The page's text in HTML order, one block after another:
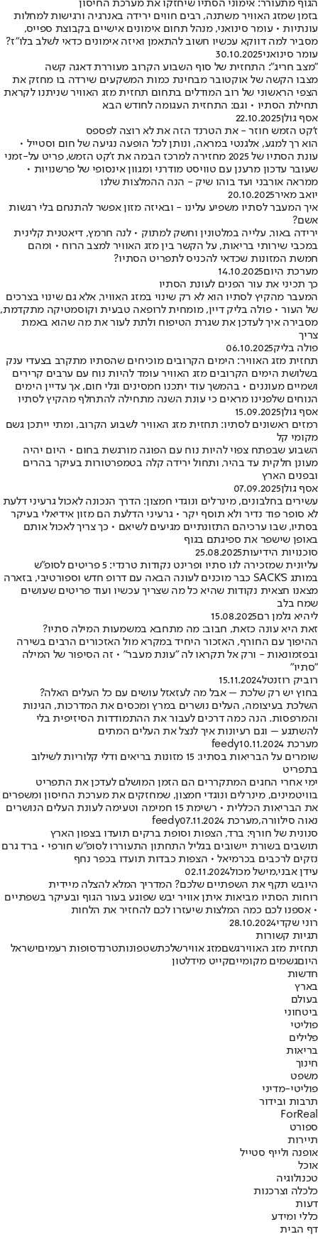
הגוף מתעורר: אימוני הסתיו שיחזקו את מערכת החיסון
בזמן שמזג האוויר משתנה, רבים חווים ירידה באנרגיה ורגישות למחלות
עונתיות • עומר סינואני, מנהל תחום אימונים אישיים בקבוצת ספייס,
מסביר למה דווקא עכשיו חשוב להתאמן ואיזה אימונים כדאי לשלב בלו"ז?
עומר סינואני30.10.2025
"מצב חריג": התחזית של סוף השבוע הקרוב מעוררת דאגה קשה
מצבו הקשה של אוקטובר מבחינת כמות המשקעים שירדה בו מחזק את
הצפי הראשוני של רוב המודלים בתחום תחזית מזג האוויר שניתנו לקראת
תחילת הסתיו • וגם: התחזית העגומה לחודש הבא
אסף גולן22.10.2025
ז'קט הזמש חוזר - את הטרנד הזה את לא רוצה לפספס
הוא רך למגע, אלגנטי במראה, ונותן לכל הופעה נגיעה של חום וסטייל •
עונת הסתיו של 2025 מחזירה למרכז הבמה את ז'קט הזמש, פריט על-זמני
שעובר עדכון מרענן עם טוויסט מודרני ומגוון אינסופי של פרשנויות •
ממראה אורבני ועד בוהו שיק - הנה ההמלצות שלנו
יואב מאיר20.10.2025
איך המעבר לסתיו משפיע עלינו - ובאיזה מזון אפשר להתנחם בלי רגשות
אשם?
ירידה באור, עלייה במלטונין וחשק למתוק • לנה חרמץ, דיאטנית קלינית
במכבי שירותי בריאות, על הקשר בין מזג האוויר למצב הרוח • ומהם
חמשת המזונות שכדאי להכניס לתפריט הסתיו?
מערכת היום14.10.2025
כך תכיני את עור הפנים לעונת הסתיו
המעבר מהקיץ לסתיו הוא לא רק שינוי במזג האוויר, אלא גם שינוי בצרכים
של העור • פולה בליק דיין, מומחית לרופאה טבעית וקוסמטיקה מתקדמת,
מסבירה איך לעדכן את שגרת הטיפוח ולתת לעור את מה שהוא באמת
צריך
פולה בליק06.10.2025
תחזית מזג האוויר: הימים הקרובים מוכיחים שהסתיו מתקרב בצעדי ענק
בשלושת הימים הקרובים מזג האוויר עומד להיות נוח עם ערבים קרירים
ושמיים מעוננים • בהמשך עוד יתכנו חמסינים וגלי חום, אך עדיין הימים
הנוחים שלפנינו מראים כי עונת השנה מתחילה להתחלף מהקיץ לסתיו
אסף גולן15.09.2025
רמזים ראשונים לסתיו: תחזית מזג האוויר לשבוע הקרוב, ומתי ייתכן גשם
מקומי קל
השבוע שבפתח צפוי להיות נוח עם הפוגה מורגשת בחום • היום יהיה
מעונן חלקית עד בהיר, ותחול ירידה קלה בטמפרטורות בעיקר בהרים
ובפנים הארץ
אסף גולן07.09.2025
עשירים בחלבונים, מינרלים ונוגדי חמצון: הדרך הנכונה לאכול גרעיני דלעת
לא סופר פוד נדיר ולא תוסף יקר • גרעיני הדלעת הם מזון אידיאלי בעיקר
בסתיו, שבו ערכיהם התזונתיים מגיעים לשיאם • כך צריך לאכול אותם
באופן שישפר את ספיגתם בגוף
סוכנויות הידיעות25.08.2025
עליונית שמזכירה לנו סתיו ופרינט נקודות טרנדי: 5 פריטים לסופ"ש
במותג SACK’S כבר מוכנים לעונה הבאה עם דרופ חדש וספורטיבי, בזארה
מצאנו חצאית נקודות שהיא כל מה שצריך עכשיו ועוד פריטים שעושים
שמח בלב
ליהיא גלמן רם15.08.2025
זאת היא עונה כזאת, חבוב: מה מתחבא במשמעות המילה סתיו?
ההיפוך עם החורף, האזכור היחיד במקרא מול האזכורים הרבים בשירה
ובפזמונאות - ורק אל תקראו לה "עונת מעבר" • זה הסיפור של המילה
"סתיו"
רוביק רוזנטל15.11.2024
בחוץ יש רק שלכת – אבל מה לעזאזל עושים עם כל העלים האלה?
השלכת בעיצומה, העלים נושרים במרץ ומכסים את המדרכות, הגינות
והמרפסות. הנה כמה דרכים לעבור את ההתמודדות הסיזיפית בלי
להשתגע – וגם רעיונות איך לנצל את העלים המתים
מערכת feedy10.11.2024
שומרים על הבריאות בסתיו: 15 מזונות בריאים ודלי קלוריות לשילוב
בתפריט
ימי אחרי החגים המתקררים הם הזמן המושלם לעדכן את התפריט
בוויטמינים, מינרלים ונוגדי חמצון, שמחזקים את מערכת החיסון ומשפרים
את הבריאות הכללית • רשימת 15 חמימה וטעימה לעונת העלים הנושרים
נאוה סילוורה,מערכת feedy 07.11.2024
סנונית של חורף: ברד, הצפות וסופת ברקים תועדו בצפון הארץ
תושבים בשורת יישובים בגליל התחתון התעוררו לסופ"ש חורפי • ברד גרם
נזקים לרכבים בכרמיאל • הצפות כבדות תועדו בכפר נחף
עידן אבני,מישל מכול02.11.2024
היובש תקף את השפתיים שלכם? המדריך המלא להצלה מיידית
רוחות הסתיו מביאות איתן אוויר יבש שפוגע בעור הגוף ובעיקר בשפתיים
• אספנו לכם כמה המלצות שיעזרו לכם להחזיר את הלחות
רוני שקדי28.10.2024
תגיות קשורות
תחזית מזג האווירגשםמזג אווירשלכתשטפונותטרנדסופות רעמיםישראל
היוםגשמים מקומייםקייט מידלטון
חדשות
בארץ
בעולם
ביטחוני
פוליטי
פלילים
בריאות
חינוך
משפט
פוליטי-מדיני
תרבות ובידור
ForReal
ספורט
תיירות
אופנה ולייף סטייל
אוכל
טכנולוגיה
כלכלה וצרכנות
דעות
כללי ומידע
דף הבית